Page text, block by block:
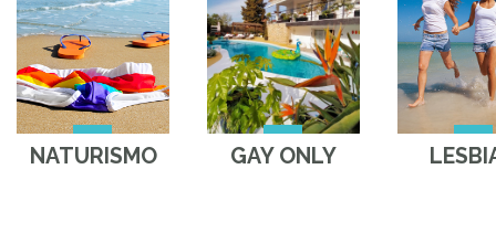
NATURISMO GAY ONLY